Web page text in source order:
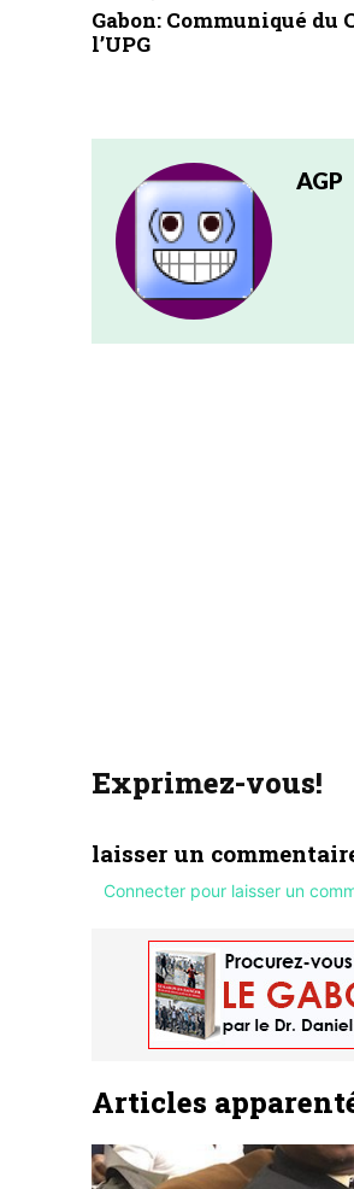
Gabon: Communiqué
l’UPG
AGP
Exprimez-vous!
laisser un
Connecter pour laisser un
Articles